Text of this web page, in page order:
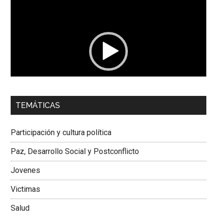
00:00 01:04
Dra. Carolina Corcho Mejía,Presidenta Corporación
Colombiana
TEMÁTICAS
Participación y cultura política
Paz, Desarrollo Social y Postconflicto
Jovenes
Victimas
Salud